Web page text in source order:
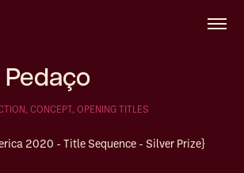
CONCEPT, OPENING TITLES
2020 - Title Sequence - Silver Prize}